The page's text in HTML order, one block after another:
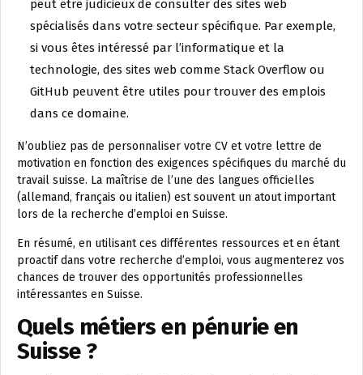
peut être judicieux de consulter des sites web
spécialisés dans votre secteur spécifique. Par exemple,
si vous êtes intéressé par l’informatique et la
technologie, des sites web comme Stack Overflow ou
GitHub peuvent être utiles pour trouver des emplois
dans ce domaine.
N’oubliez pas de personnaliser votre CV et votre lettre de
motivation en fonction des exigences spécifiques du marché du
travail suisse. La maîtrise de l’une des langues officielles
(allemand, français ou italien) est souvent un atout important
lors de la recherche d’emploi en Suisse.
En résumé, en utilisant ces différentes ressources et en étant
proactif dans votre recherche d’emploi, vous augmenterez vos
chances de trouver des opportunités professionnelles
intéressantes en Suisse.
Quels métiers en pénurie en
Suisse ?